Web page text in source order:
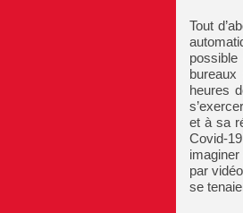
Tout
heures
et à sa
Covid-
par
se